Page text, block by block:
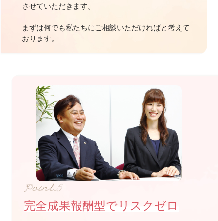
させていただきます。
まずは何でも私たちにご相談いただければと考えて
おります。
完全成果報酬型でリスクゼロ